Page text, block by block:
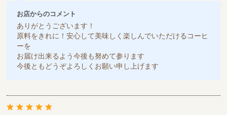
お店からのコメント
ありがとうございます！
原料をきれに！安心して美味しく楽しんでいただけるコーヒ
ーを
お届け出来るよう今後も努めて参ります
今後ともどうぞよろしくお願い申し上げます